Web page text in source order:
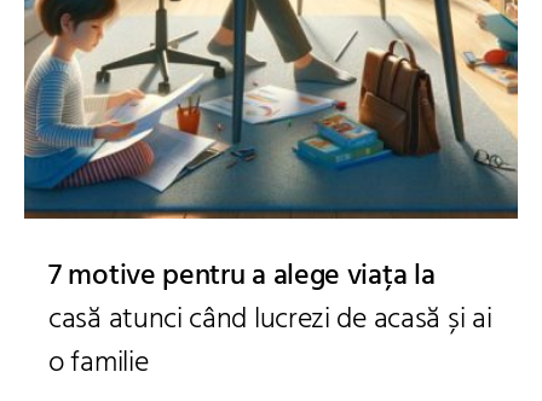
7 motive pentru a alege viața la
casă atunci când lucrezi de acasă și ai
o familie